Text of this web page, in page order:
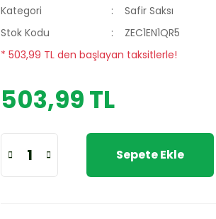
Kategori
Safir Saksı
Stok Kodu
ZEC1EN1QR5
* 503,99 TL den başlayan taksitlerle!
503,99 TL
Sepete Ekle